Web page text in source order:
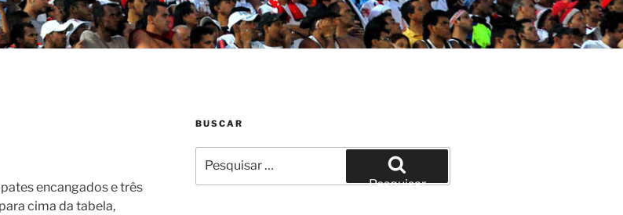
encangados e três
cima da tabela,
BUSCAR
por:
Pesquisar